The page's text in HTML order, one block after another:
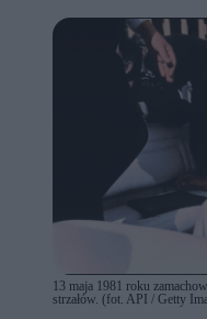
13 maja 1981 roku
strzałów. (fot. API / Getty